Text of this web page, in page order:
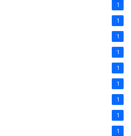
1
1
1
1
1
1
1
1
1